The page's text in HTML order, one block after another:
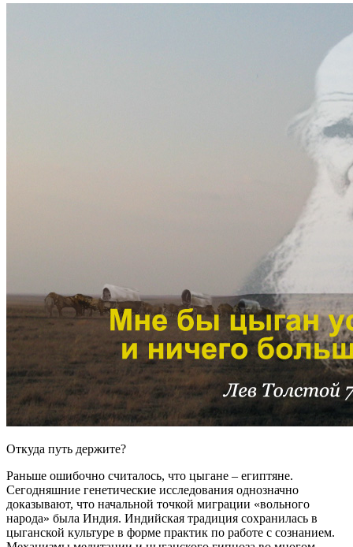
Откуда путь держите?
Раньше ошибочно считалось, что цыгане – египтяне.
Сегодняшние генетические исследования однозначно
доказывают, что начальной точкой миграции «вольного
народа» была Индия. Индийская традиция сохранилась в
цыганской культуре в форме практик по работе с сознанием.